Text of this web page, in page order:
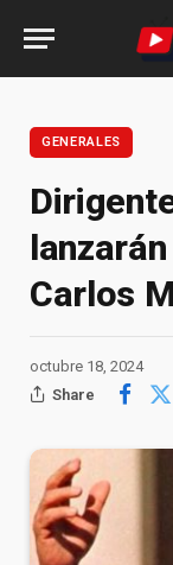
GENERALES
Carlos
octubre 18, 2024
Share